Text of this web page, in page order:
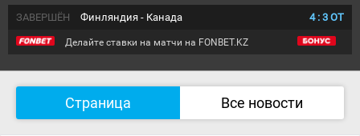
ЗАВЕРШЁН Финляндия - Канада 4: 3 ОТ
Делайте ставки на матчи на FONBET.KZ
Страница Все новости